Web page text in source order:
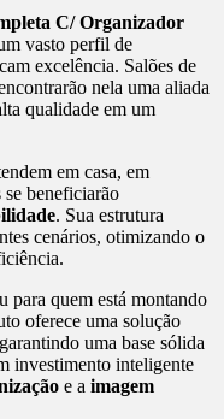
C/ Organizador
vasto perfil de
excelência. Salões de
nela uma aliada
qualidade em um
em casa, em
beneficiarão
. Sua estrutura
cenários, otimizando o
para quem está montando
oferece uma solução
uma base sólida
investimento inteligente
e a imagem